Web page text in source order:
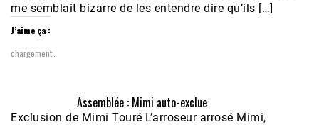
me semblait bizarre de les entendre dire qu’ils […]
J’aime ça :
chargement…
Assemblée : Mimi auto-exclue
Exclusion de Mimi Touré L’arroseur arrosé Mimi,